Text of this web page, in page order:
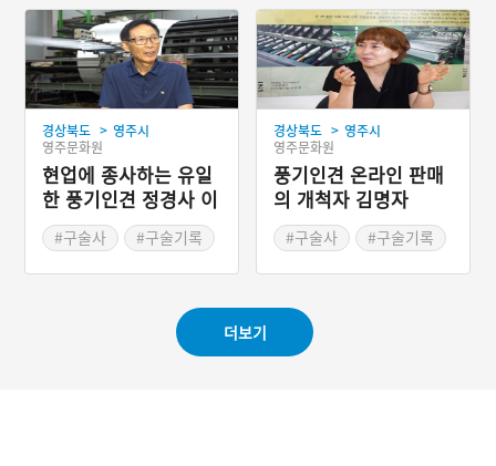
#2023 디지털 생활사 아
카이빙 사업
#2023 디지털 생활사 아
카이빙 사업
경상북도 > 영주시
영주문화원
현업에 종사하는 유일
한 풍기인견 정경사 이
기형
#구술사
#구술기록
경상북도 > 영주시
영주문화원
풍기인견 온라인 판매
의 개척자 김명자
#구술사
#구술기록
카이빙 사업
더보기